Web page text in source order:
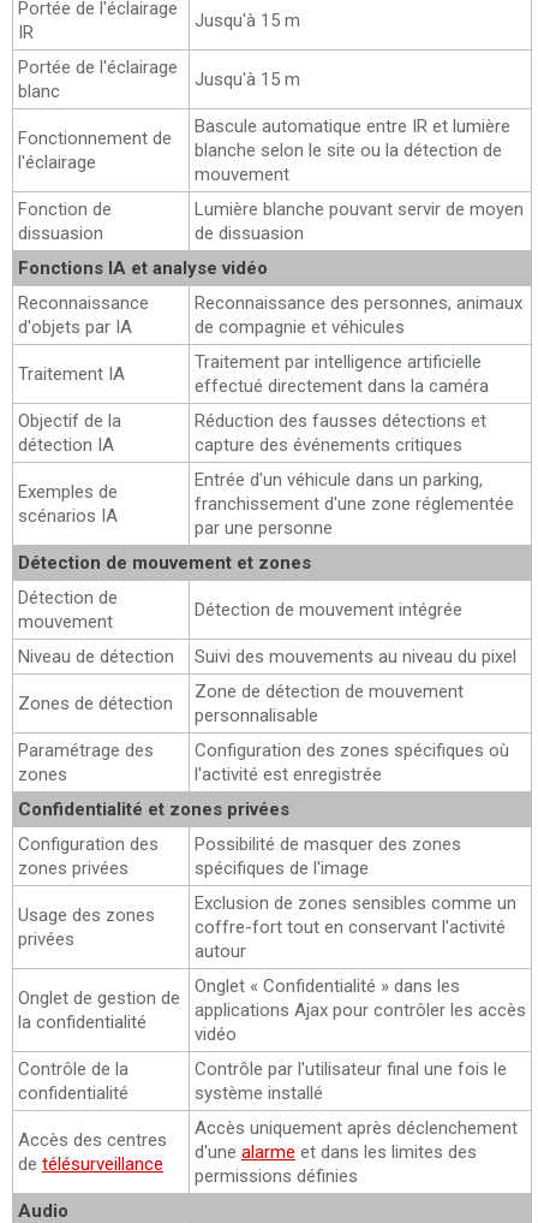
Portée de l'éclairage
IR
Jusqu'à 15 m
Portée de l'éclairage
blanc
Jusqu'à 15 m
Fonctionnement de
l'éclairage
Bascule automatique entre IR et lumière
blanche selon le site ou la détection de
mouvement
Fonction de
dissuasion
Lumière blanche pouvant servir de moyen
de dissuasion
Fonctions IA et analyse vidéo
Reconnaissance
d'objets par IA
Reconnaissance des personnes, animaux
de compagnie et véhicules
Traitement IA
Traitement par intelligence artificielle
effectué directement dans la caméra
Objectif de la
détection IA
Réduction des fausses détections et
capture des événements critiques
Exemples de
scénarios IA
Entrée d'un véhicule dans un parking,
franchissement d'une zone réglementée
par une personne
Détection de mouvement et zones
Détection de
mouvement
Détection de mouvement intégrée
Niveau de détection Suivi des mouvements au niveau du pixel
Zones de détection
Zone de détection de mouvement
personnalisable
Paramétrage des
zones
Configuration des zones spécifiques où
l'activité est enregistrée
Confidentialité et zones privées
Configuration des
zones privées
Possibilité de masquer des zones
spécifiques de l'image
Usage des zones
privées
Exclusion de zones sensibles comme un
coffre-fort tout en conservant l'activité
autour
Onglet de gestion de
la confidentialité
Onglet « Confidentialité » dans les
applications Ajax pour contrôler les accès
vidéo
Contrôle de la
confidentialité
Contrôle par l'utilisateur final une fois le
système installé
Accès des centres
de télésurveillance
Accès uniquement après déclenchement
d'une alarme et dans les limites des
permissions définies
Audio